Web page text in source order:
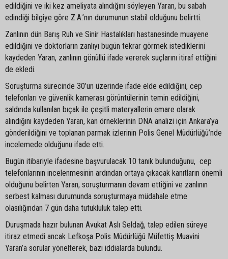
edildiğini ve iki kez ameliyata alındığını söyleyen Yaran, bu sabah
edindiği bilgiye göre Z.A.’nın durumunun stabil olduğunu belirtti.
Zanlının dün Barış Ruh ve Sinir Hastalıkları hastanesinde muayene
edildiğini ve doktorların zanlıyı bugün tekrar görmek istediklerini
kaydeden Yaran, zanlının gönüllü ifade vererek suçlarını itiraf ettiğini
de ekledi.
Soruşturma sürecinde 30’un üzerinde ifade elde edildiğini, cep
telefonları ve güvenlik kamerası görüntülerinin temin edildiğini,
saldırıda kullanılan bıçak ile çeşitli materyallerin emare olarak
alındığını kaydeden Yaran, kan örneklerinin DNA analizi için Ankara’ya
gönderildiğini ve toplanan parmak izlerinin Polis Genel Müdürlüğü’nde
incelemede olduğunu ifade etti.
Bugün itibariyle ifadesine başvurulacak 10 tanık bulunduğunu, cep
telefonlarının incelenmesinin ardından ortaya çıkacak kanıtların önemli
olduğunu belirten Yaran, soruşturmanın devam ettiğini ve zanlının
serbest kalması durumunda soruşturmaya müdahale etme
olasılığından 7 gün daha tutukluluk talep etti.
Duruşmada hazır bulunan Avukat Aslı Seldağ, talep edilen süreye
itiraz etmedi ancak Lefkoşa Polis Müdürlüğü Müfettiş Muavini
Yaran’a sorular yönelterek, bazı iddialarda bulundu.